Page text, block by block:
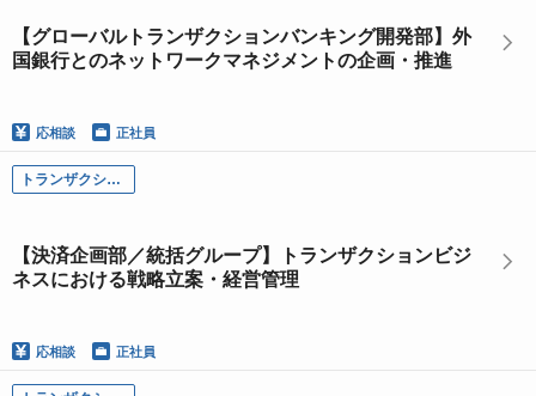
【グローバルトランザクションバンキング開発部】外
国銀行とのネットワークマネジメントの企画・推進
応相談 正社員
トランザクション・ビジネス本部
【決済企画部／統括グループ】トランザクションビジ
ネスにおける戦略立案・経営管理
応相談 正社員